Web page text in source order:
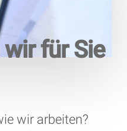
für Sie
wir arbeiten?